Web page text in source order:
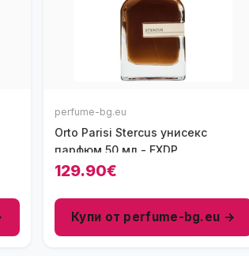
perfume-bg.eu
Orto Parisi Stercus унисекс
парфюм 50 мл - EXDP
129.90€
Купи от perfume-bg.eu →